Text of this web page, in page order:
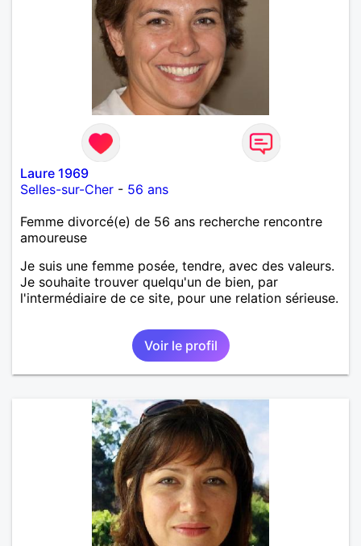
Laure 1969
Selles-sur-Cher - 56 ans
Femme divorcé(e) de 56 ans recherche rencontre
amoureuse
Je suis une femme posée, tendre, avec des valeurs.
Je souhaite trouver quelqu'un de bien, par
l'intermédiaire de ce site, pour une relation sérieuse.
Voir le profil